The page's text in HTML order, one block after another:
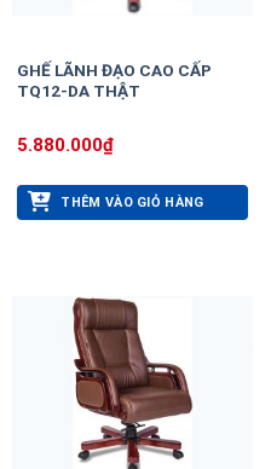
GHẾ LÃNH ĐẠO CAO CẤP
TQ12-DA THẬT
5.880.000₫
THÊM VÀO GIỎ HÀNG